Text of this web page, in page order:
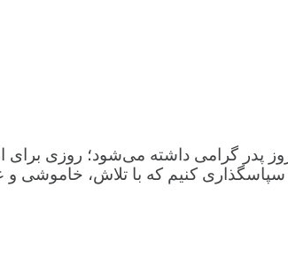
پدر گرامی داشته می‌شود؛ روزی برای
سپاسگذاری کنیم که با تلاش، خاموشی